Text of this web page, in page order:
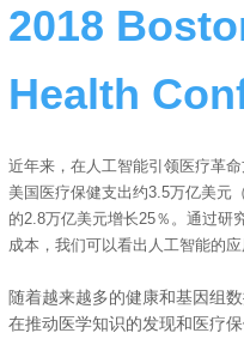
2018
Health
近年来，在人工智能引领医疗革
美国医疗保健支出约3.5万亿美元
的2.8万亿美元增长25％。通过研
成本，我们可以看出人工智能的
随着越来越多的健康和基因组
在推动医学知识的发现和医疗